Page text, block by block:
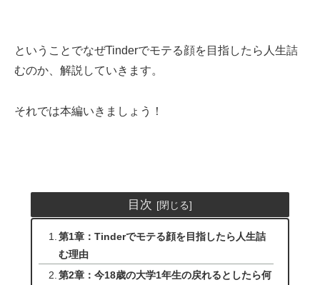
ということでなぜTinderでモテる顔を目指したら人生詰
むのか、解説していきます。
それでは本編いきましょう！
目次
第1章：Tinderでモテる顔を目指したら人生詰
む理由
第2章：今18歳の大学1年生の戻れるとしたら何